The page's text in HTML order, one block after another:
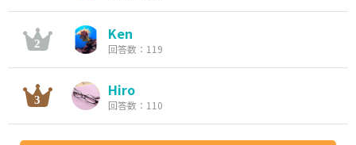
Ken
回答数：119
Hiro
回答数：110